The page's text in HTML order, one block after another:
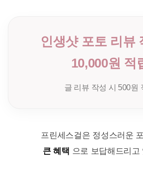
인생샷 포토 리뷰
10,000원 적
글 리뷰 작성 시 500원
프린세스걸은 정성스러운
큰 혜택 으로 보답해드리고